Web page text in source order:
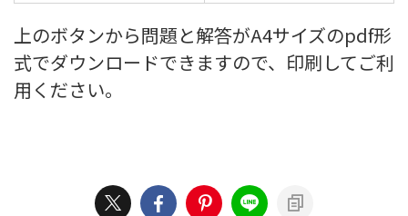
上のボタンから問題と解答がA4サイズのpdf形
式でダウンロードできますので、印刷してご利
用ください。